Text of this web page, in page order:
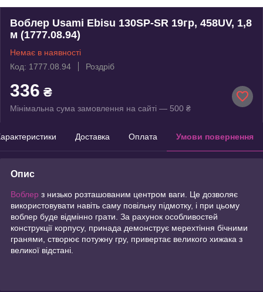
Воблер Usami Ebisu 130SP-SR 19гр, 458UV, 1,8
м (1777.08.94)
Немає в наявності
Код: 1777.08.94
Роздріб
336 ₴
Мінімальна сума замовлення на сайті — 500 ₴
Доставка Оплата Умови повернення
Опис
Воблер з низько розташованим центром ваги. Це дозволяє
використовувати навіть саму повільну підмотку, і при цьому
воблер буде відмінно грати. За рахунок особливостей
конструкції корпусу, принада демонструє мерехтіння бічними
гранями, створює потужну гру, привертає великого хижака з
великої відстані.